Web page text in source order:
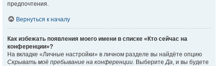
предпочтения.
Вернуться к началу
Как избежать появления моего имени в списке «Кто сейчас на
конференции»?
На вкладке «Личные настройки» в личном разделе вы найдёте опцию
Скрывать моё пребывание на конференции. ВыберитеДа, и вы будете